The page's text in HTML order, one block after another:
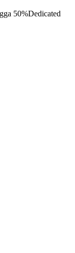
50%Dedicated